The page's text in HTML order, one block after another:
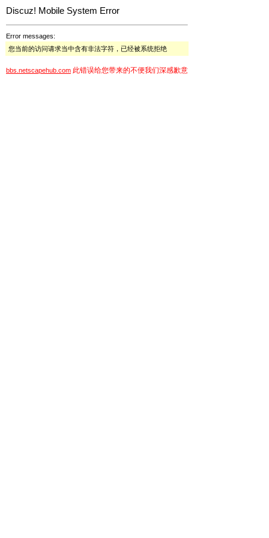
Discuz! Mobile System Error
Error messages:
您当前的访问请求当中含有非法字符，已经被系统拒绝
bbs.netscapehub.com 此错误给您带来的不便我们深感歉意